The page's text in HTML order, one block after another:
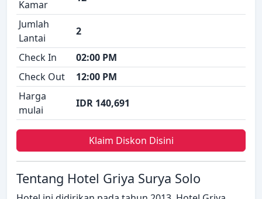
Kamar
Jumlah
Lantai
2
Check In
02:00 PM
Check Out
12:00 PM
Harga
mulai
IDR 140,691
Klaim Diskon Disini
Tentang Hotel Griya Surya Solo